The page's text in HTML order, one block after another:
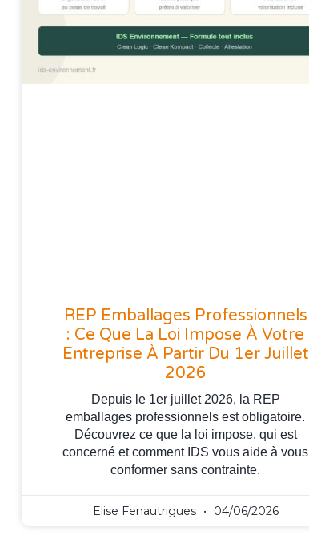
REP Emballages Professionnels
: Ce Que La Loi Impose À Votre
Entreprise À Partir Du 1er Juillet
2026
Depuis le 1er juillet 2026, la REP
emballages professionnels est obligatoire.
Découvrez ce que la loi impose, qui est
concerné et comment IDS vous aide à vous
conformer sans contrainte.
Elise Fenautrigues 04/06/2026